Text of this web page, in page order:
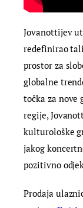
Jovanottijev
redefinirao
prostor za
globalne
točka za nove
regije,
kulturološke
jakog
pozitivno
Prodaja